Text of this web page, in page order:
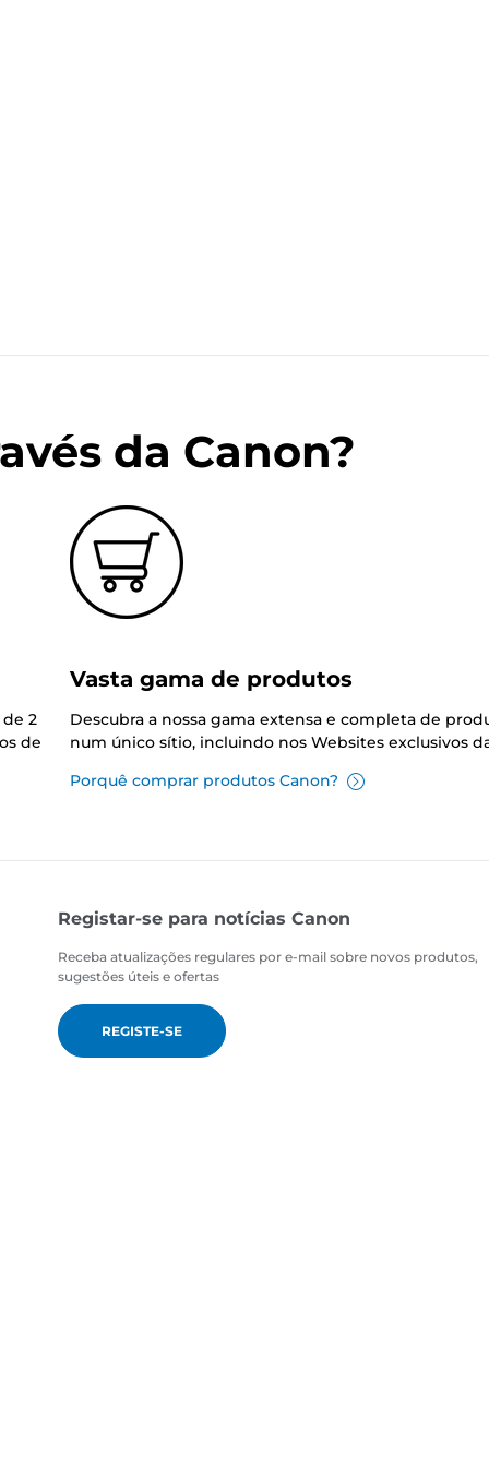
da Canon?
2
de
Vasta gama de produtos
Descubra a nossa gama extensa e completa de
num único sítio, incluindo nos Websites exclusivos
Porquê comprar produtos Canon?
Registar-se para notícias Canon
Receba atualizações regulares por e-mail sobre novos produtos,
sugestões úteis e ofertas
REGISTE-SE